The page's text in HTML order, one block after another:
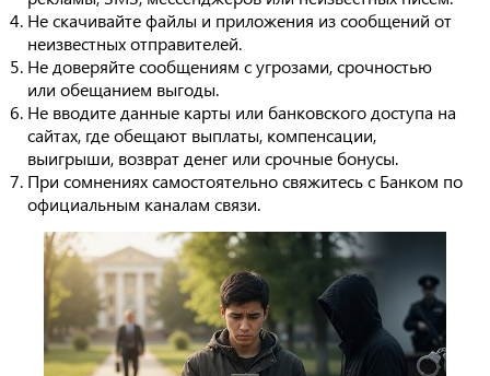
Не скачивайте файлы и приложения из сообщений от
неизвестных отправителей.
Не доверяйте сообщениям с угрозами, срочностью
или обещанием выгоды.
Не вводите данные карты или банковского доступа на
сайтах, где обещают выплаты, компенсации,
выигрыши, возврат денег или срочные бонусы.
При сомнениях самостоятельно свяжитесь с Банком по
официальным каналам связи.